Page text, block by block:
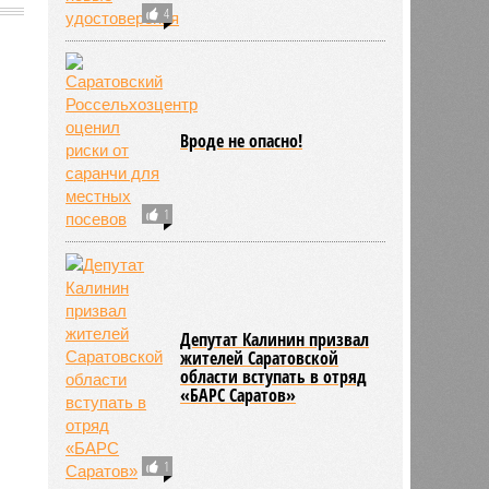
4
1
Вроде не опасно!
1
Депутат Калинин призвал
жителей Саратовской
области вступать в отряд
«БАРС Саратов»